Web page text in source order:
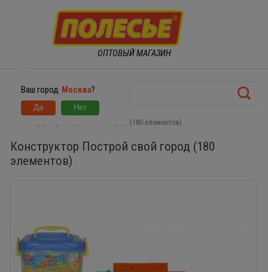
ОПТОВЫЙ МАГАЗИН
Ваш город Москва?
Конструктор Построй свой город (180 элементов)
Конструктор Построй свой город (180
элементов)